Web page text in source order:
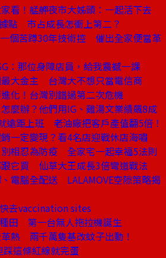
看！艋舺夜市大姊頭：一起活下去
點 市占成長怎衝上第二？
個苦蹲30年技術控 催出全家便當革
：那位身障店員，給我震撼一課
大金主 台灣大不想只當電信商
化！台灣別錯過第二次危機
麼辦？他們用IG、雞湯文業績飆8成
遠距上班 老油廠把客戶產值翻5倍！
一定變現？看4名店迎戰休店海嘯
相忍為防疫 全家宅一起幸福5法則
它買 仙草大王成長3倍彎道戰法
電腦全配送 LALAMOVE空隙策略揭
去vaccination sites
田 第一台無人拖拉機誕生
熱 兩千萬隻基改蚊子出動！
踩這條紅線就完蛋